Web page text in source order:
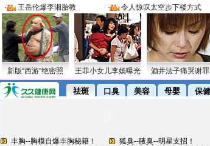
·
王岳伦爆李湘胎教 · 令人惊叹太空步下楼方式
新版“西游”绝密照 王菲小女儿李嫣曝光 酒井法子痛哭谢罪